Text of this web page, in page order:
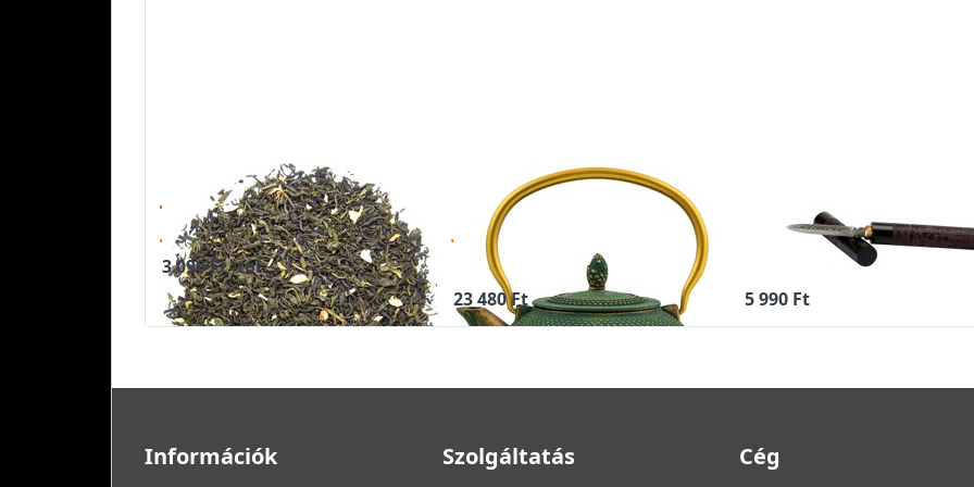
JÁZMIN - zöld tea
jázminvirágokkal
3 090 Ft -tól
TETSU öntöttvas
japán teáskanna
1,2l
23 480 Ft
kés díszes fa
markolattal
5 990 Ft
Információk Szolgáltatás Cég